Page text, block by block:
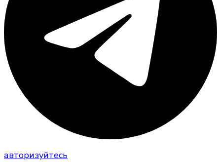
авторизуйтесь